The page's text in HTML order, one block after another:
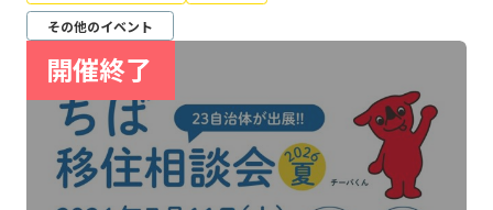
その他のイベント